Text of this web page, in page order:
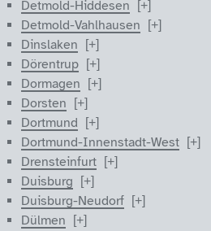
Detmold-Hiddesen
Detmold-Vahlhausen
Dinslaken
Dörentrup
Dormagen
Dorsten
Dortmund
Dortmund-Innenstadt-West
Drensteinfurt
Duisburg
Duisburg-Neudorf
Dülmen